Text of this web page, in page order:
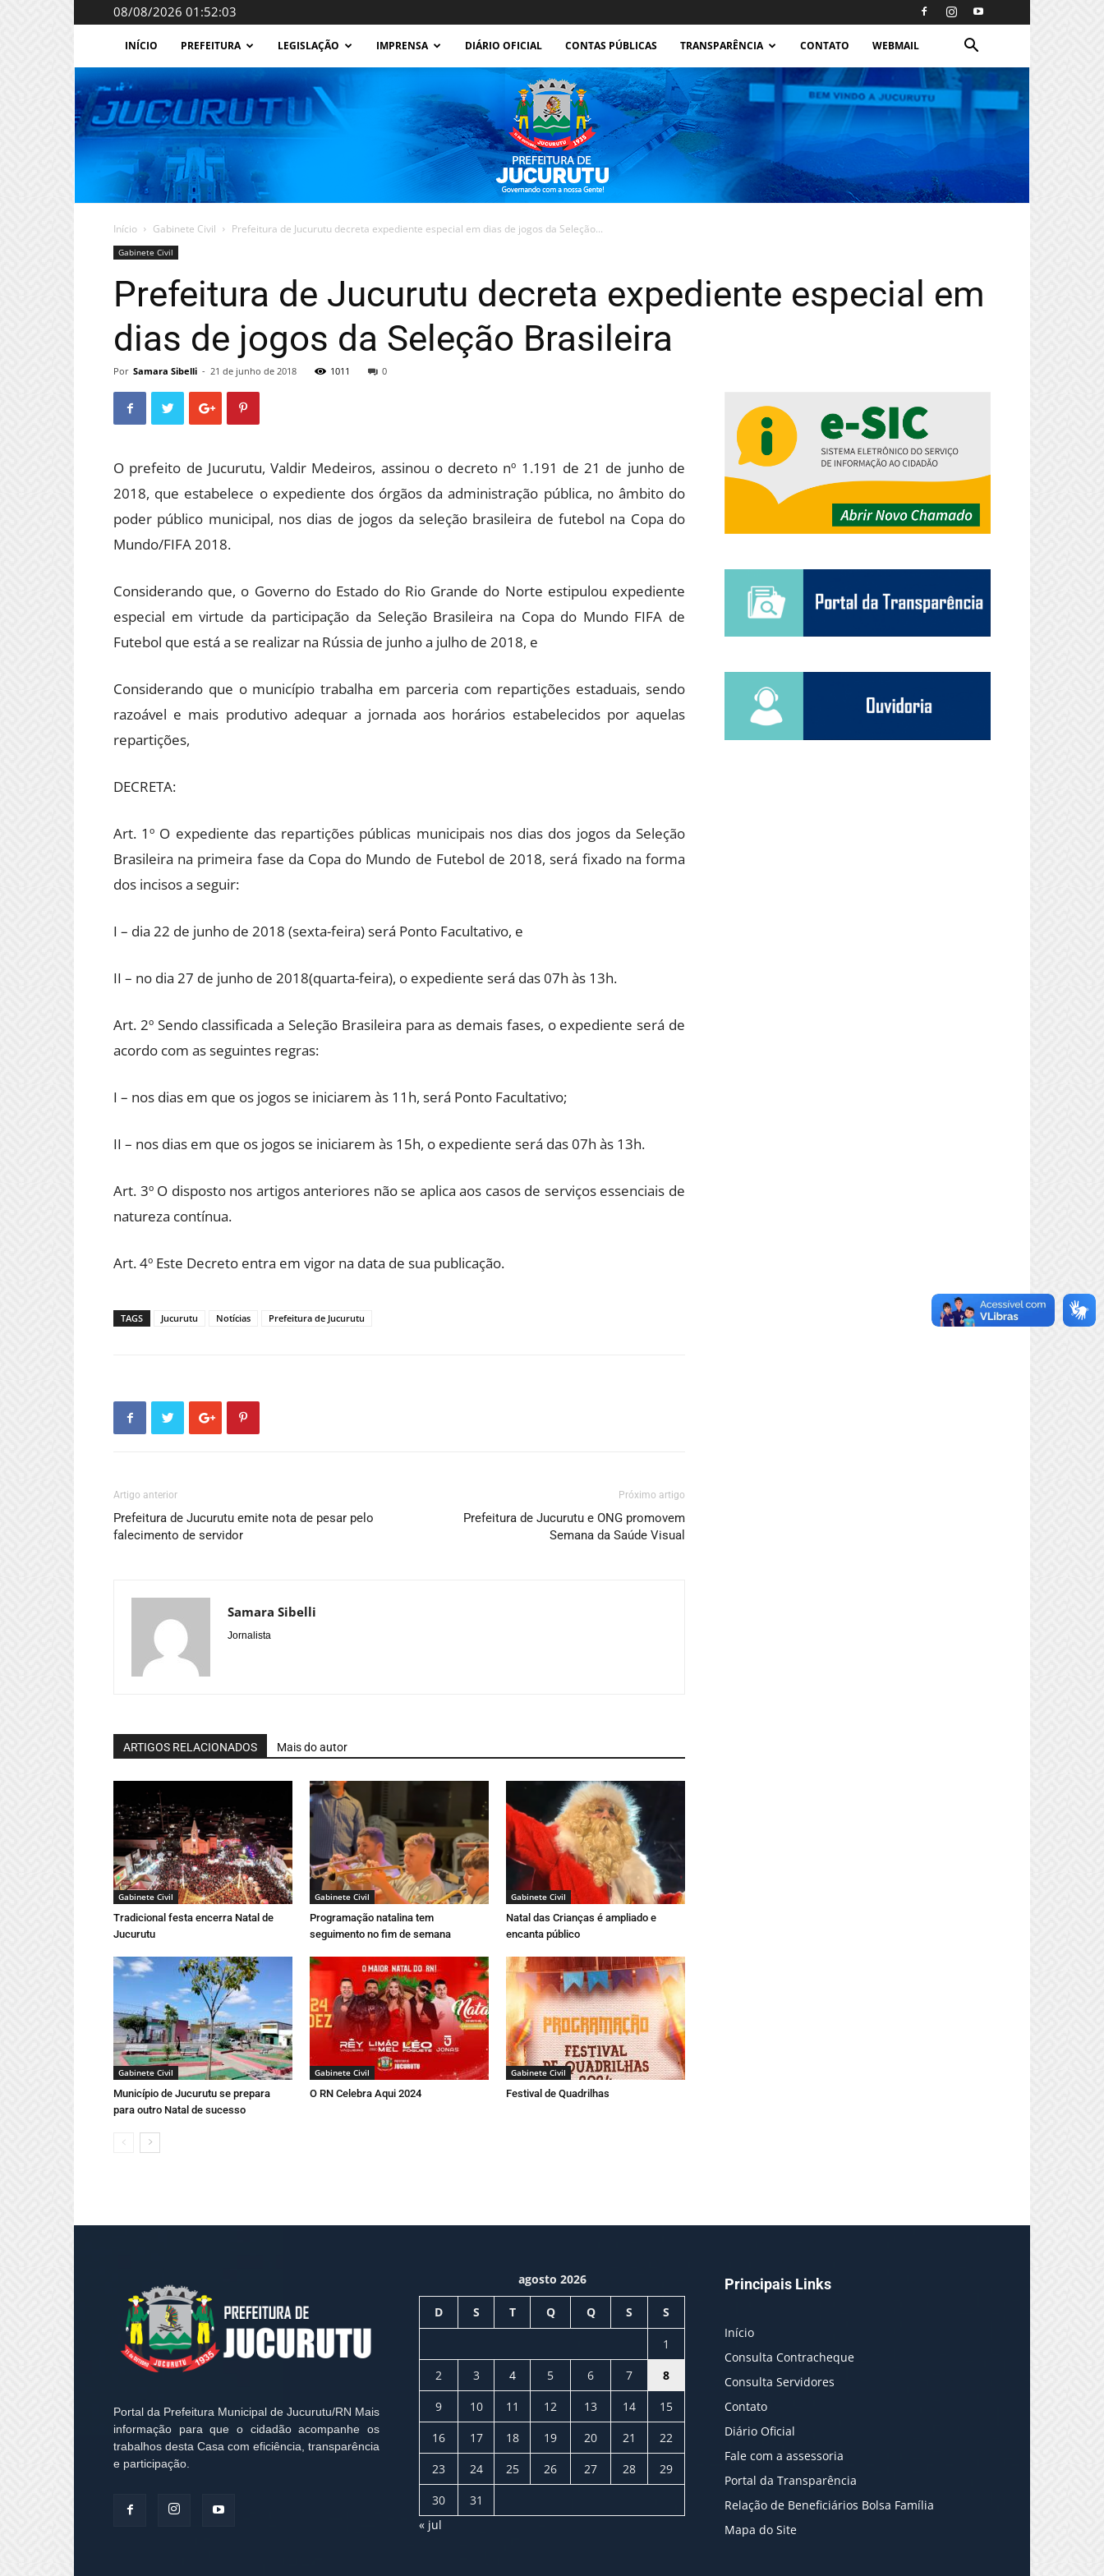
08/08/2026 01:52:03
INÍCIO PREFEITURA LEGISLAÇÃO IMPRENSA DIÁRIO OFICIAL CONTAS PÚBLICAS TRANSPARÊNCIA CONTATO WEBMAIL
Início Gabinete Civil Prefeitura de Jucurutu decreta expediente especial em dias de jogos da Seleção...
Gabinete Civil
Prefeitura de Jucurutu decreta expediente especial em
dias de jogos da Seleção Brasileira
Por Samara Sibelli - 21 de junho de 2018 1011 0
O prefeito de Jucurutu, Valdir Medeiros, assinou o decreto nº 1.191 de 21 de junho de
2018, que estabelece o expediente dos órgãos da administração pública, no âmbito do
poder público municipal, nos dias de jogos da seleção brasileira de futebol na Copa do
Mundo/FIFA 2018.
Considerando que, o Governo do Estado do Rio Grande do Norte estipulou expediente
especial em virtude da participação da Seleção Brasileira na Copa do Mundo FIFA de
Futebol que está a se realizar na Rússia de junho a julho de 2018, e
Considerando que o município trabalha em parceria com repartições estaduais, sendo
razoável e mais produtivo adequar a jornada aos horários estabelecidos por aquelas
repartições,
DECRETA:
Art. 1º O expediente das repartições públicas municipais nos dias dos jogos da Seleção
Brasileira na primeira fase da Copa do Mundo de Futebol de 2018, será fixado na forma
dos incisos a seguir:
I – dia 22 de junho de 2018 (sexta-feira) será Ponto Facultativo, e
II – no dia 27 de junho de 2018(quarta-feira), o expediente será das 07h às 13h.
Art. 2º Sendo classificada a Seleção Brasileira para as demais fases, o expediente será de
acordo com as seguintes regras:
I – nos dias em que os jogos se iniciarem às 11h, será Ponto Facultativo;
II – nos dias em que os jogos se iniciarem às 15h, o expediente será das 07h às 13h.
Art. 3º O disposto nos artigos anteriores não se aplica aos casos de serviços essenciais de
natureza contínua.
Art. 4º Este Decreto entra em vigor na data de sua publicação.
TAGS Jucurutu Notícias Prefeitura de Jucurutu
Artigo anterior
Prefeitura de Jucurutu emite nota de pesar pelo
falecimento de servidor
Próximo artigo
Prefeitura de Jucurutu e ONG promovem
Semana da Saúde Visual
Samara Sibelli
Jornalista
ARTIGOS RELACIONADOS Mais do autor
Gabinete Civil
Tradicional festa encerra Natal de
Jucurutu
Gabinete Civil
Programação natalina tem
seguimento no fim de semana
Gabinete Civil
Natal das Crianças é ampliado e
encanta público
Gabinete Civil
Município de Jucurutu se prepara
para outro Natal de sucesso
Gabinete Civil
O RN Celebra Aqui 2024
Gabinete Civil
Festival de Quadrilhas
Portal da Prefeitura Municipal de Jucurutu/RN Mais
informação para que o cidadão acompanhe os
trabalhos desta Casa com eficiência, transparência
e participação.
agosto 2026
D S T Q Q S S
1
2
3 4 5 6 7
8
9
10 11 12 13 14
15
16
17 18 19 20 21
22
23
24 25 26 27 28
29
30
31
« jul
Principais Links
Início
Consulta Contracheque
Consulta Servidores
Contato
Diário Oficial
Fale com a assessoria
Portal da Transparência
Relação de Beneficiários Bolsa Família
Mapa do Site